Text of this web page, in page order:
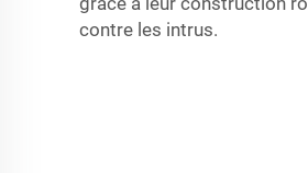
contre les intrus.